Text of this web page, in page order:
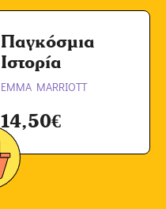
Παγκόσμια
Ιστορία
EMMA MARRIOTT
14,50€